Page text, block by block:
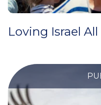
Loving Israel